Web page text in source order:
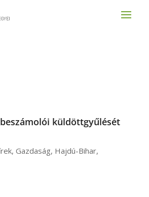
küldöttgyűlését
, Gazdaság, Hajdú-Bihar,